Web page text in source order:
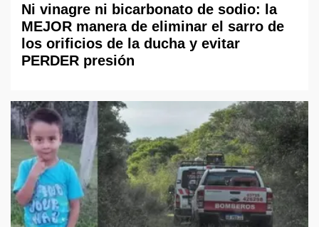
Ni vinagre ni bicarbonato de sodio: la
MEJOR manera de eliminar el sarro de
los orificios de la ducha y evitar
PERDER presión